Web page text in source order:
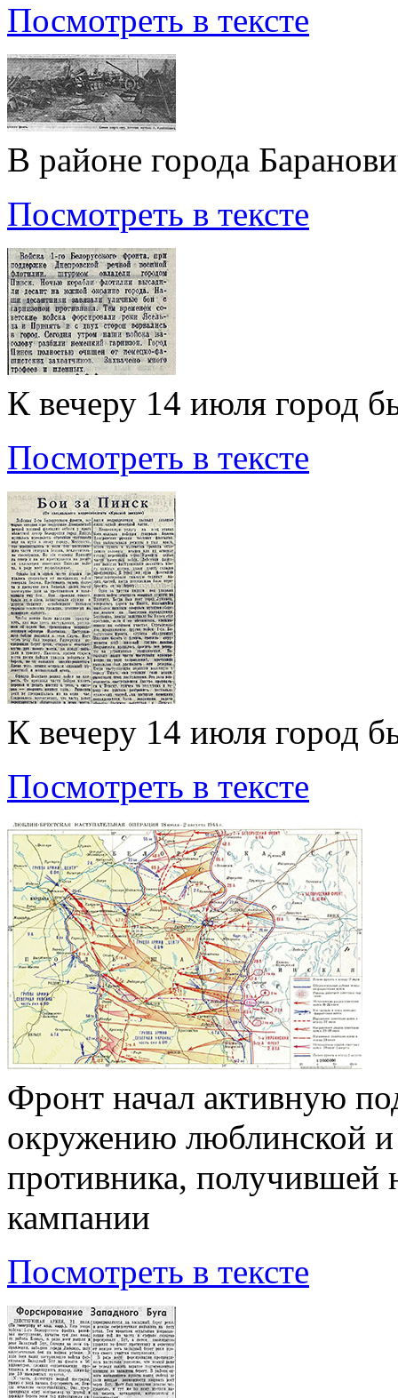
Посмотреть в тексте
В районе города
Посмотреть в тексте
К вечеру 14 июля город
Посмотреть в тексте
К вечеру 14 июля город
Посмотреть в тексте
Фронт начал активную
окружению люблинской и
противника, получившей
кампании
Посмотреть в тексте